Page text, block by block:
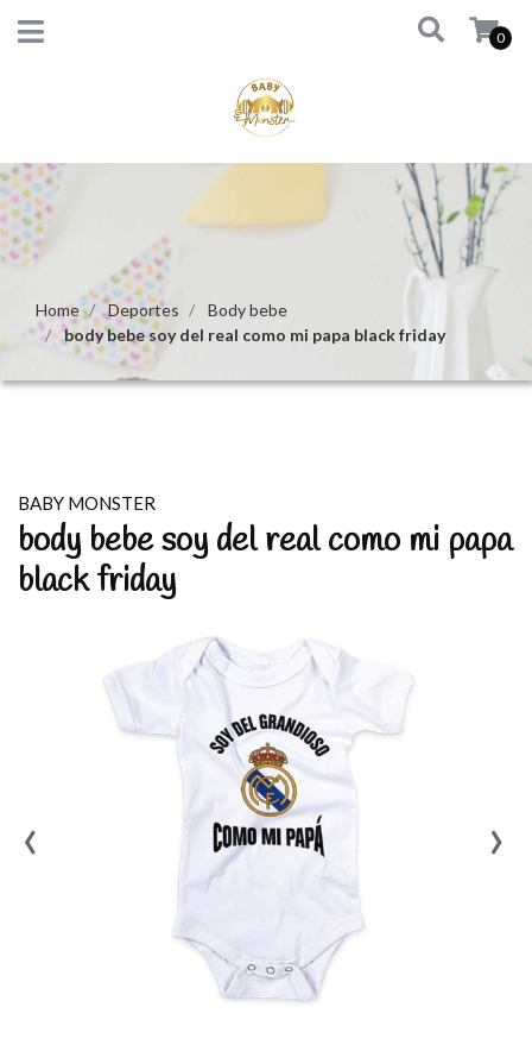
0
Home Deportes
Body bebe
body bebe soy del real como mi papa black friday
BABY MONSTER
body bebe soy del real como mi papa
black friday
‹ ›